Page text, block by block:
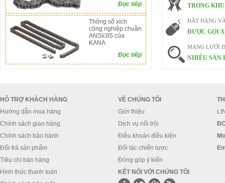
Đọc tiếp
Thông số xích
công nghiệp chuần
ANSI/JIS của
KANA
Đọc tiếp
TRONG
ĐẶT HÀNG
ĐƯỢC GỌI
MẠNG LƯỚI
NHIỀU SẢN
HỖ TRỢ KHÁCH HÀNG
Hướng dẫn mua hàng
Chính sách giao hàng
Chính sách bảo hành
Đổi-trả sản phẩm
Tiêu chí bán hàng
Hình thức thanh toán
VỀ CHÚNG TÔI
Giới thiệu
Dịch vụ nổi trội
Điều khoản điều kiện
Đối tác chiến lược
Đóng góp ý kiến
KẾT NỐI VỚI CHÚNG TÔI